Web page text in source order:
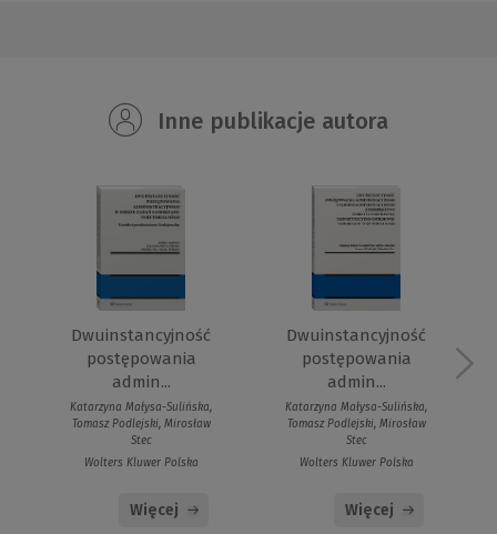
Inne publikacje autora
Dwuinstancyjność
postępowania
admin...
Katarzyna Małysa-Sulińska,
Tomasz Podlejski, Mirosław
Stec
Wolters Kluwer Polska
Więcej
Dwuinstancyjność
postępowania
admin...
Katarzyna Małysa-Sulińska,
Tomasz Podlejski, Mirosław
Stec
Wolters Kluwer Polska
Więcej